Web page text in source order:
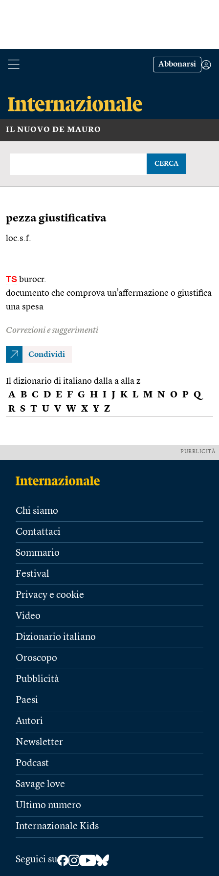
Abbonarsi
IL NUOVO DE MAURO
CERCA
pezza giustificativa
loc.s.f.
TS burocr.
documento che comprova un’affermazione o giustifica
una spesa
Correzioni e suggerimenti
Condividi
Il dizionario di italiano dalla a alla z
A B C D E F G H I J K L M N O P Q
R S T U V W X Y Z
PUBBLICITÀ
Chi siamo
Contattaci
Sommario
Festival
Privacy e cookie
Video
Dizionario italiano
Oroscopo
Pubblicità
Paesi
Autori
Newsletter
Podcast
Savage love
Ultimo numero
Internazionale Kids
Seguici su